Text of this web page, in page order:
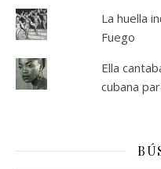
La huella
Fuego
Ella
cubana